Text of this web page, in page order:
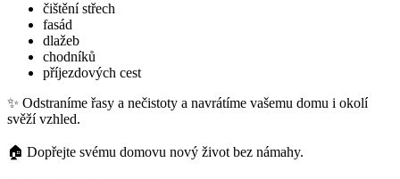
čištění střech
fasád
dlažeb
chodníků
příjezdových cest
✨ Odstraníme řasy a nečistoty a navrátíme vašemu domu i okolí
svěží vzhled.
🏠 Dopřejte svému domovu nový život bez námahy.